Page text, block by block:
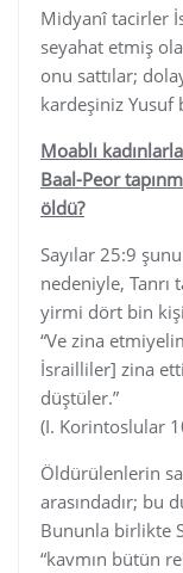
Midyanî tacirler
seyahat etmiş
onu sattılar;
kardeşiniz
Moablı
Baal-Peor
öldü?
Sayılar 25:9
nedeniyle, Tanrı
yirmi dört bin
“Ve zina
İsrailliler] zina
düştüler.”
(I. Korintoslular
Öldürülenlerin
arasındadır; bu
Bununla birlikte
“kavmın bütün